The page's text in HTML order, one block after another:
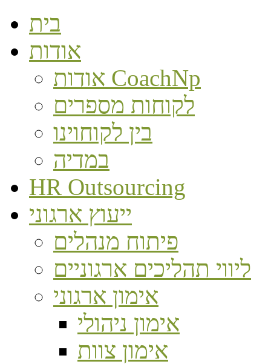
בית
אודות
אודות CoachNp
לקוחות מספרים
בין לקוחוינו
במדיה
HR Outsourcing
ייעוץ ארגוני
פיתוח מנהלים
ליווי תהליכים ארגוניים
אימון ארגוני
אימון ניהולי
אימון צוות